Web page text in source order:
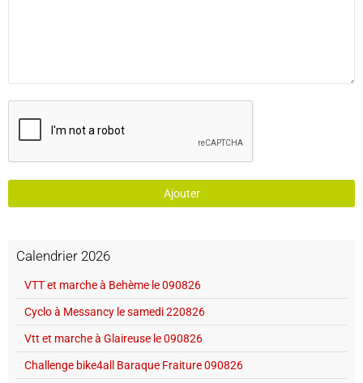
Ajouter
Calendrier 2026
VTT et marche à Behème le 090826
Cyclo à Messancy le samedi 220826
Vtt et marche à Glaireuse le 090826
Challenge bike4all Baraque Fraiture 090826